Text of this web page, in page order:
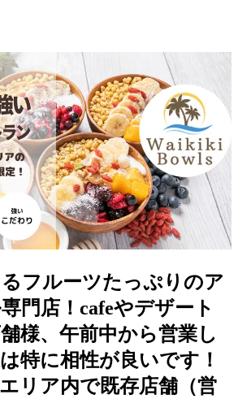
フルーツたっぷりのア
門店！cafeやデザート
様、午前中から営業し
特に相性が良いです！
リア内で既存店舗（営